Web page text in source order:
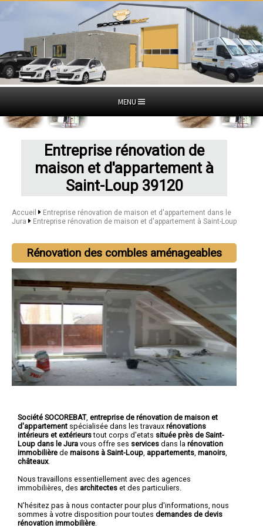
MENU
Entreprise rénovation de
maison et d'appartement à
Saint-Loup 39120
Accueil
Entreprise rénovation de maison et d'appartement dans le
Jura
Entreprise rénovation de maison et d'appartement à Saint-Loup
Rénovation des combles aménageables
Société SOCOREBAT, entreprise de rénovation de maison et
d'appartement spécialisée dans les travaux rénovations
intérieurs et extérieurstout corps d'etats située près de Saint-
Loup dans le Jura vous offre ses services dans la rénovation
immobilière de maisons à Saint-Loup appartements manoirs
châteaux.
Nous travaillons essentiellement avec des agences
immobilières, des architectes et des particuliers.
N'hésitez pas à nous contacter pour plus d'informations, nous
sommes à votre disposition pour toutes demandes de devis
rénovation immobilière